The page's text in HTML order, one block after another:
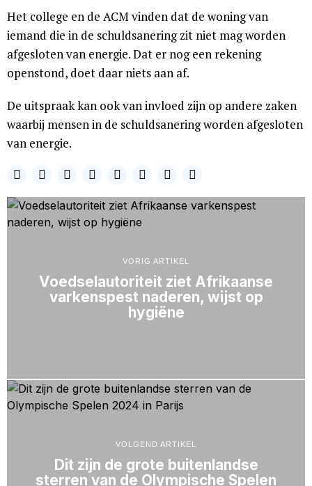
Het college en de ACM vinden dat de woning van
iemand die in de schuldsanering zit niet mag worden
afgesloten van energie. Dat er nog een rekening
openstond, doet daar niets aan af.
De uitspraak kan ook van invloed zijn op andere zaken
waarbij mensen in de schuldsanering worden afgesloten
van energie.
VORIG ARTIKEL
Voedselautoriteit ziet Afrikaanse
varkenspest naderen, wijst op
hygiëne
VOLGEND ARTIKEL
Dit zijn de grote buitenlandse
sterren van de Olympische Spelen